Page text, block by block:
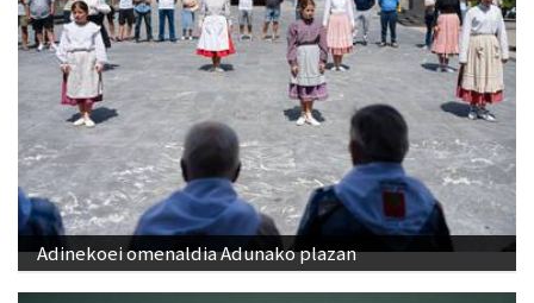
Adinekoei omenaldia Adunako plazan